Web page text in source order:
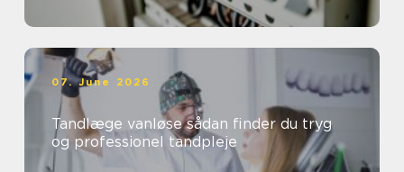
07. June 2026
Tandlæge vanløse sådan finder du tryg
og professionel tandpleje